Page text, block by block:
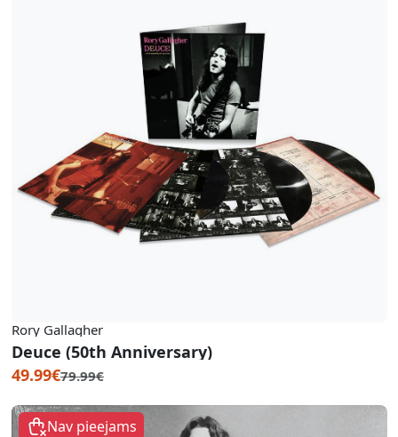
Rory Gallagher
Deuce (50th Anniversary)
49.99€79.99€
Nav pieejams